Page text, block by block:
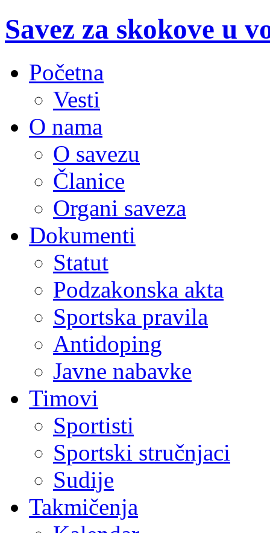
Savez za skokove u
Početna
Vesti
O nama
O savezu
Članice
Organi saveza
Dokumenti
Statut
Podzakonska akta
Sportska pravila
Antidoping
Javne nabavke
Timovi
Sportisti
Sportski stručnjaci
Sudije
Takmičenja